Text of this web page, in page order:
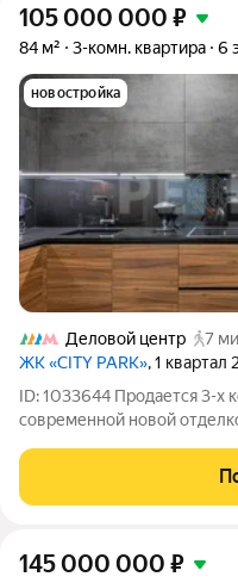
105 000 000 ₽
84 м² 3-комн. квартира 6
новостройка
Деловой центр
7
ЖК «CITY PARK», 1 квартал
ID: 1033644 Продается 3-х
современной новой
спальни - 2 с/у - лоджия
Окна Schuco. Встроенная
145 000 000 ₽